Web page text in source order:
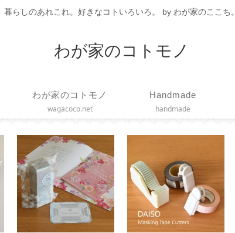
暮らしのあれこれ。好きなコトいろいろ。 by わが家のここち。
わが家のコトモノ
わが家のコトモノ
wagacoco.net
Handmade
handmade